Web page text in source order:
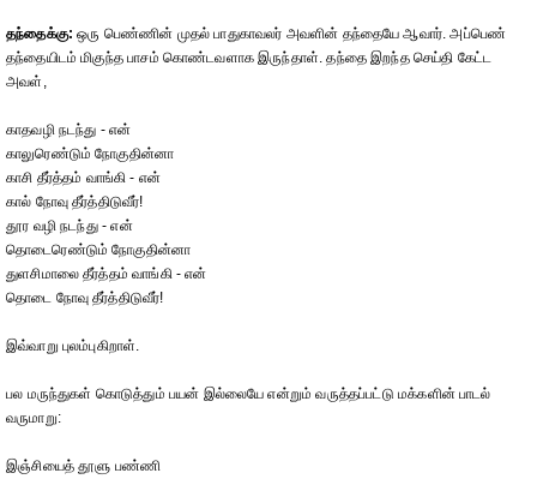
தந்தைக்கு:ஒரு பெண்ணின் முதல் பாதுகாவலர் அவளின் தந்தையே ஆவார். அப்பெண்
தந்தையிடம் மிகுந்த பாசம் கொண்டவளாக இருந்தாள். தந்தை இறந்த செய்தி கேட்ட
அவள்,
காதவழி நடந்து - என்
காலுரெண்டும் நோகுதின்னா
காசி தீர்த்தம் வாங்கி - என்
கால் நோவு தீர்த்திடுவீர்!
தூர வழி நடந்து - என்
தொடைரெண்டும் நோகுதின்னா
துளசிமாலை தீர்த்தம் வாங்கி - என்
தொடை நோவு தீர்த்திடுவீர்!
இவ்வாறு புலம்புகிறாள்.
பல மருந்துகள் கொடுத்தும் பயன் இல்லையே என்றும் வருத்தப்பட்டு மக்களின் பாடல்
வருமாறு:
இஞ்சியைத் தூளு பண்ணி